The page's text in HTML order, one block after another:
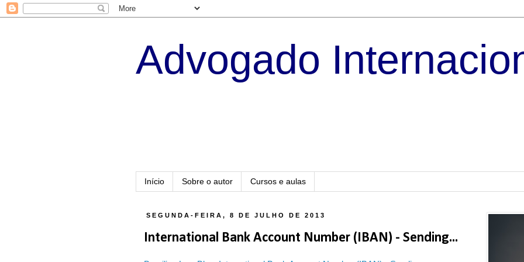
Advogado
Início Sobre o autor Cursos e aulas
SEGUNDA-FEIRA, 8 DE JULHO DE 2013
International Bank Account Number (IBAN) - Sending...